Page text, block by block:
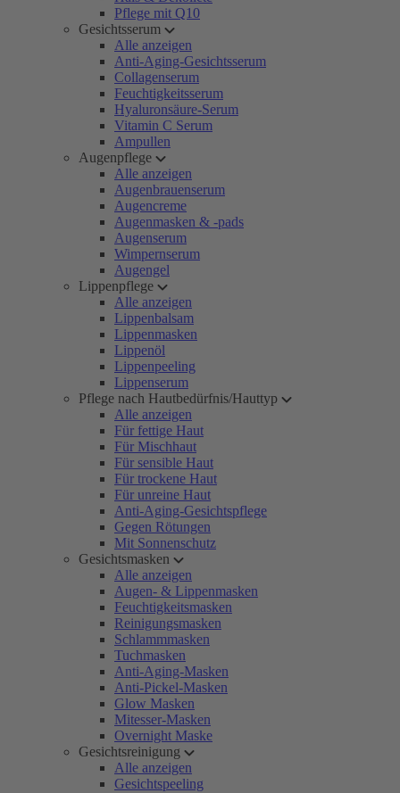
Pflege mit Q10
Gesichtsserum
Alle anzeigen
Anti-Aging-Gesichtsserum
Collagenserum
Feuchtigkeitsserum
Hyaluronsäure-Serum
Vitamin C Serum
Ampullen
Augenpflege
Alle anzeigen
Augenbrauenserum
Augencreme
Augenmasken & -pads
Augenserum
Wimpernserum
Augengel
Lippenpflege
Alle anzeigen
Lippenbalsam
Lippenmasken
Lippenöl
Lippenpeeling
Lippenserum
Pflege nach Hautbedürfnis/Hauttyp
Alle anzeigen
Für fettige Haut
Für Mischhaut
Für sensible Haut
Für trockene Haut
Für unreine Haut
Anti-Aging-Gesichtspflege
Gegen Rötungen
Mit Sonnenschutz
Gesichtsmasken
Alle anzeigen
Augen- & Lippenmasken
Feuchtigkeitsmasken
Reinigungsmasken
Schlammmasken
Tuchmasken
Anti-Aging-Masken
Anti-Pickel-Masken
Glow Masken
Mitesser-Masken
Overnight Maske
Gesichtsreinigung
Alle anzeigen
Gesichtspeeling